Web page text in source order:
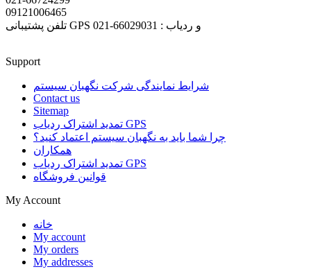
09121006465
تلفن پشتیبانی GPS و ردیاب : 66029031-021
Support
شرایط نمایندگی شرکت نگهبان سیستم
Contact us
Sitemap
تمدید اشتراک ردیاب GPS
چرا شما باید به نگهبان سیستم اعتماد کنید؟
همکاران
تمدید اشتراک ردیاب GPS
قوانین فروشگاه
My Account
خانه
My account
My orders
My addresses